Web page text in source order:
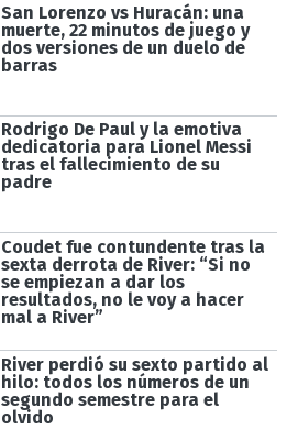
San Lorenzo vs Huracán: una
muerte, 22 minutos de juego y
dos versiones de un duelo de
barras
Rodrigo De Paul y la emotiva
dedicatoria para Lionel Messi
tras el fallecimiento de su
padre
Coudet fue contundente tras la
sexta derrota de River: “Si no
se empiezan a dar los
resultados, no le voy a hacer
mal a River”
River perdió su sexto partido al
hilo: todos los números de un
segundo semestre para el
olvido